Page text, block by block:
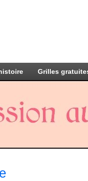
Grilles